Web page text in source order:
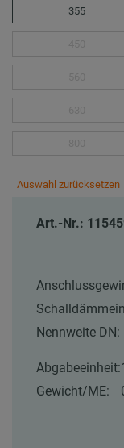
355
Auswahl zurücksetzen
Art.-Nr.:
Nennweite DN:
Abgabeeinheit:
Gewicht/ME: